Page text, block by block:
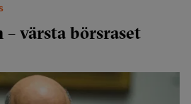
värsta börsraset